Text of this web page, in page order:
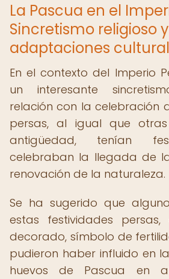
La Pascua en el
Sincretismo religioso y
adaptaciones
En el contexto del Imperio
un interesante
relación con la celebración
persas, al igual que
antigüedad, tenían
celebraban la llegada de
renovación de la naturaleza.
Se ha sugerido que
estas festividades
decorado, símbolo de
pudieron haber influido en
huevos de Pascua en